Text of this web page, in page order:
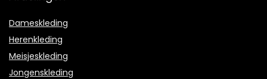
Dameskleding
Herenkleding
Meisjeskleding
Jongenskleding